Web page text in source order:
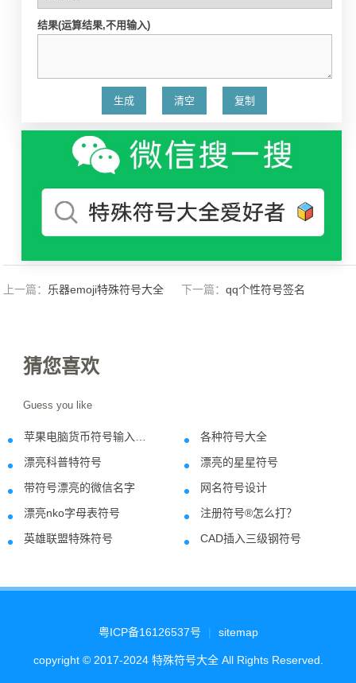
结果(运算结果,不用输入)
上一篇： 乐器emoji特殊符号大全 下一篇：qq个性符号签名
猜您喜欢
Guess you like
苹果电脑货币符号输入方法 各种符号大全
漂亮科普特符号 漂亮的星星符号
带符号漂亮的微信名字 网名符号设计
漂亮nko字母表符号 注册符号®怎么打？
英雄联盟特殊符号 CAD插入三级钢符号
粤ICP备16126537号 | sitemap
copyright © 2017-2024 特殊符号大全 All Rights Reserved.